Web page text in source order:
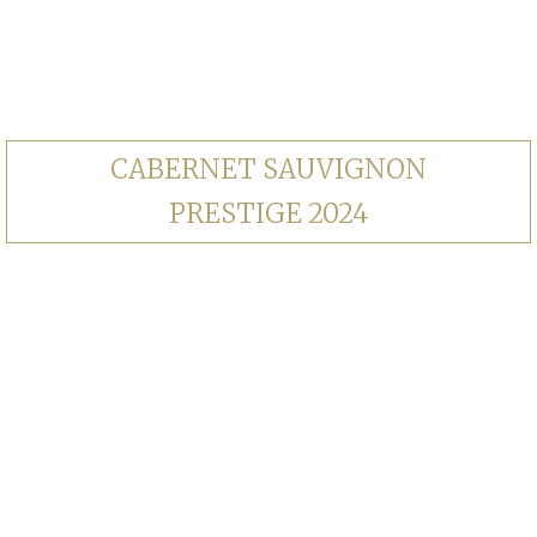
CABERNET SAUVIGNON
PRESTIGE 2024